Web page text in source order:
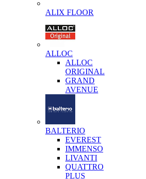
ALIX FLOOR
ALLOC
ALLOC
ORIGINAL
GRAND
AVENUE
BALTERIO
EVEREST
IMMENSO
LIVANTI
QUATTRO
PLUS